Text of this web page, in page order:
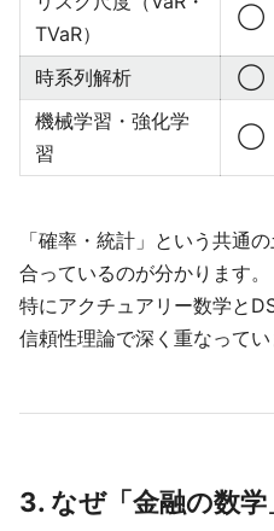
TVaR）
◯
時系列解析 ◯
機械学習・強化学
習
◯
「確率・統計」という共通
合っているのが分かります。
特にアクチュアリー数学と
信頼性理論で深く重なってい
3. なぜ「金融の数